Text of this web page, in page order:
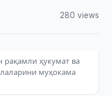
280 views
рақамли ҳукумат ва
муҳокама